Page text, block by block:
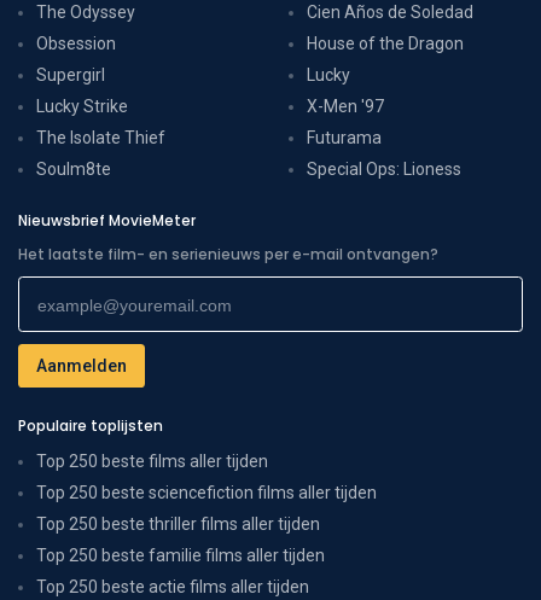
The Odyssey
Obsession
Supergirl
Lucky Strike
The Isolate Thief
Soulm8te
Cien Años de Soledad
House of the Dragon
Lucky
X-Men '97
Futurama
Special Ops: Lioness
Nieuwsbrief MovieMeter
Het laatste film- en serienieuws per e-mail ontvangen?
Populaire toplijsten
Top 250 beste films aller tijden
Top 250 beste sciencefiction films aller tijden
Top 250 beste thriller films aller tijden
Top 250 beste familie films aller tijden
Top 250 beste actie films aller tijden